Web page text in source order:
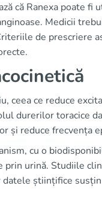
că Ranexa poate fi
Medicii
de prescriere
ceea ce reduce
durerilor toracice
și reduce frecvența
cu o
urină. Studiile
științifice